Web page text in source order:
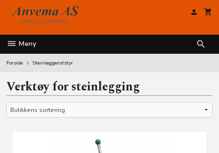
innholdet
Meny
Forside Steinleggerutstyr
Verktøy for steinlegging